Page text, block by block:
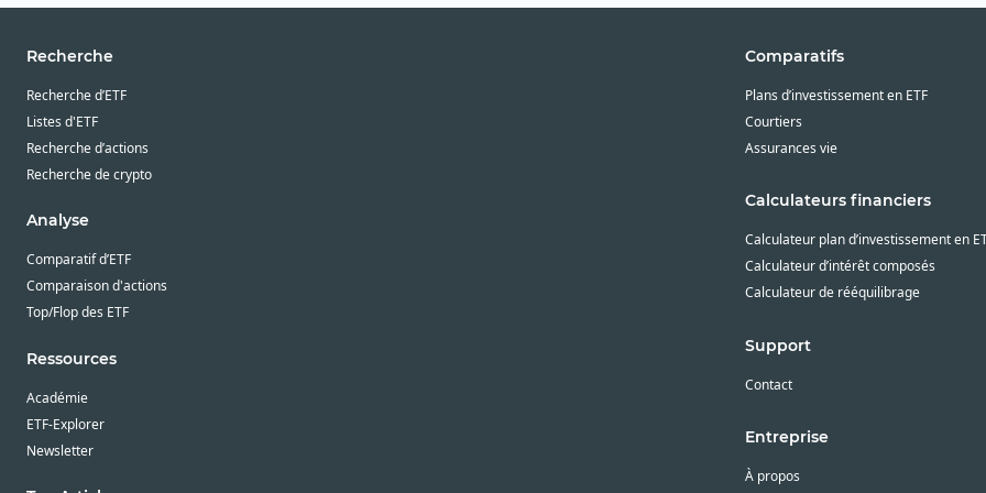
Recherche
Recherche d’ETF
Listes d'ETF
Recherche d’actions
Recherche de crypto
Analyse
Comparatif d’ETF
Comparaison d'actions
Top/Flop des ETF
Ressources
Académie
ETF-Explorer
Newsletter
Comparatifs
Plans d’investissement en ETF
Courtiers
Assurances vie
Calculateurs financiers
Calculateur plan d’investissement en
Calculateur d’intérêt composés
Calculateur de rééquilibrage
Support
Contact
Entreprise
À propos